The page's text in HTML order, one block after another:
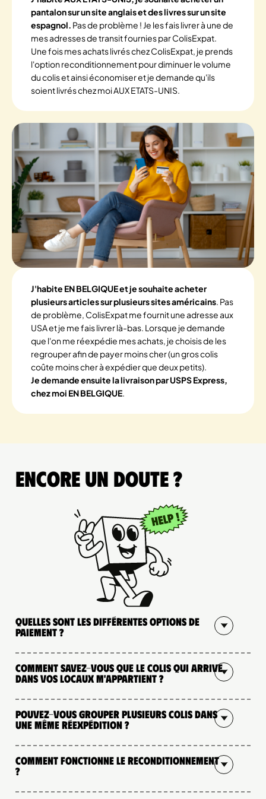
pantalon sur un site anglais et des livres sur un site
espagnol. Pas de problème ! Je les fais livrer à une de
mes adresses de transit fournies par ColisExpat.
Une fois mes achats livrés chez ColisExpat, je prends
l'option reconditionnement pour diminuer le volume
du colis et ainsi économiser et je demande qu'ils
soient livrés chez moi AUX ETATS-UNIS.
J'habite EN BELGIQUE et je souhaite acheter
plusieurs articles sur plusieurs sites américains. Pas
de problème, ColisExpat me fournit une adresse aux
USA et je me fais livrer là-bas. Lorsque je demande
que l'on me réexpédie mes achats, je choisis de les
regrouper afin de payer moins cher (un gros colis
coûte moins cher à expédier que deux petits).
Je demande ensuite la livraison par USPS Express,
chez moi EN BELGIQUE.
Encore un doute ?
Quelles sont les différentes options de
paiement ?
Comment savez-vous que le colis qui arrive
dans vos locaux m'appartient ?
Pouvez-vous grouper plusieurs colis dans
une même réexpédition ?
Comment fonctionne le reconditionnement
?